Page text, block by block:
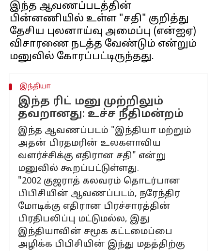
இந்த ஆவணப்படத்தின்
பின்னணியில் உள்ள "சதி" குறித்து
தேசிய புலனாய்வு அமைப்பு (என்ஐஏ)
விசாரணை நடத்த வேண்டும் என்றும்
இந்தியா
இந்த ரிட் மனு முற்றிலும்
தவறானது: உச்ச நீதிமன்றம்
இந்த ஆவணப்படம் "இந்தியா மற்றும்
அதன் பிரதமரின் உலகளாவிய
வளர்ச்சிக்கு எதிரான சதி" என்று
மனுவில் கூறப்பட்டுள்ளது.
"2002 குஜராத் கலவரம் தொடர்பான
பிபிசியின் ஆவணப்படம், நரேந்திர
மோடிக்கு எதிரான பிரச்சாரத்தின்
பிரதிபலிப்பு மட்டுமல்ல, இது
இந்தியாவின் சமூக கட்டமைப்பை
அழிக்க பிபிசியின் இந்து மதத்திற்கு